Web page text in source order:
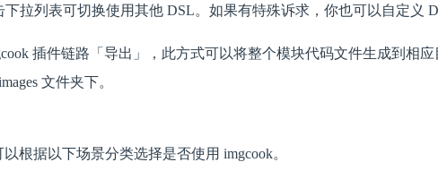
拉列表可切换使用其他 DSL。如果有特殊诉求，你也可以自定义
插件链路「导出」，此方式可以将整个模块代码文件生成到相
文件夹下。
根据以下场景分类选择是否使用 imgcook。